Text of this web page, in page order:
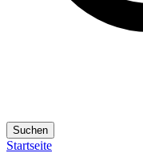
Suchen
Startseite